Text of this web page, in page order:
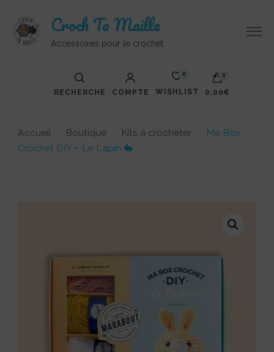
Croch Ta Maille
Accessoires pour le crochet
RECHERCHE COMPTE
0
WISHLIST
0
0,00€
Accueil Boutique Kits à crocheter
Ma Box
Crochet DIY – Le Lapin 🐇